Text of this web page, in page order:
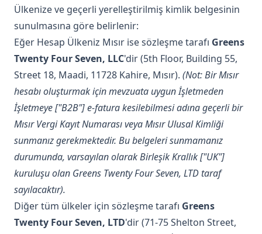
Ülkenize ve geçerli yerelleştirilmiş kimlik belgesinin
sunulmasına göre belirlenir:
Eğer Hesap Ülkeniz Mısır ise sözleşme tarafı Greens
Twenty Four Seven, LLC'dir (5th Floor, Building 55,
Street 18, Maadi, 11728 Kahire, Mısır). (Not: Bir Mısır
hesabı oluşturmak için mevzuata uygun İşletmeden
İşletmeye ["B2B"] e-fatura kesilebilmesi adına geçerli bir
Mısır Vergi Kayıt Numarası veya Mısır Ulusal Kimliği
sunmanız gerekmektedir. Bu belgeleri sunmamanız
durumunda, varsayılan olarak Birleşik Krallık ["UK"]
kuruluşu olan Greens Twenty Four Seven, LTD taraf
sayılacaktır).
Diğer tüm ülkeler için sözleşme tarafı Greens
Twenty Four Seven, LTD'dir (71-75 Shelton Street,